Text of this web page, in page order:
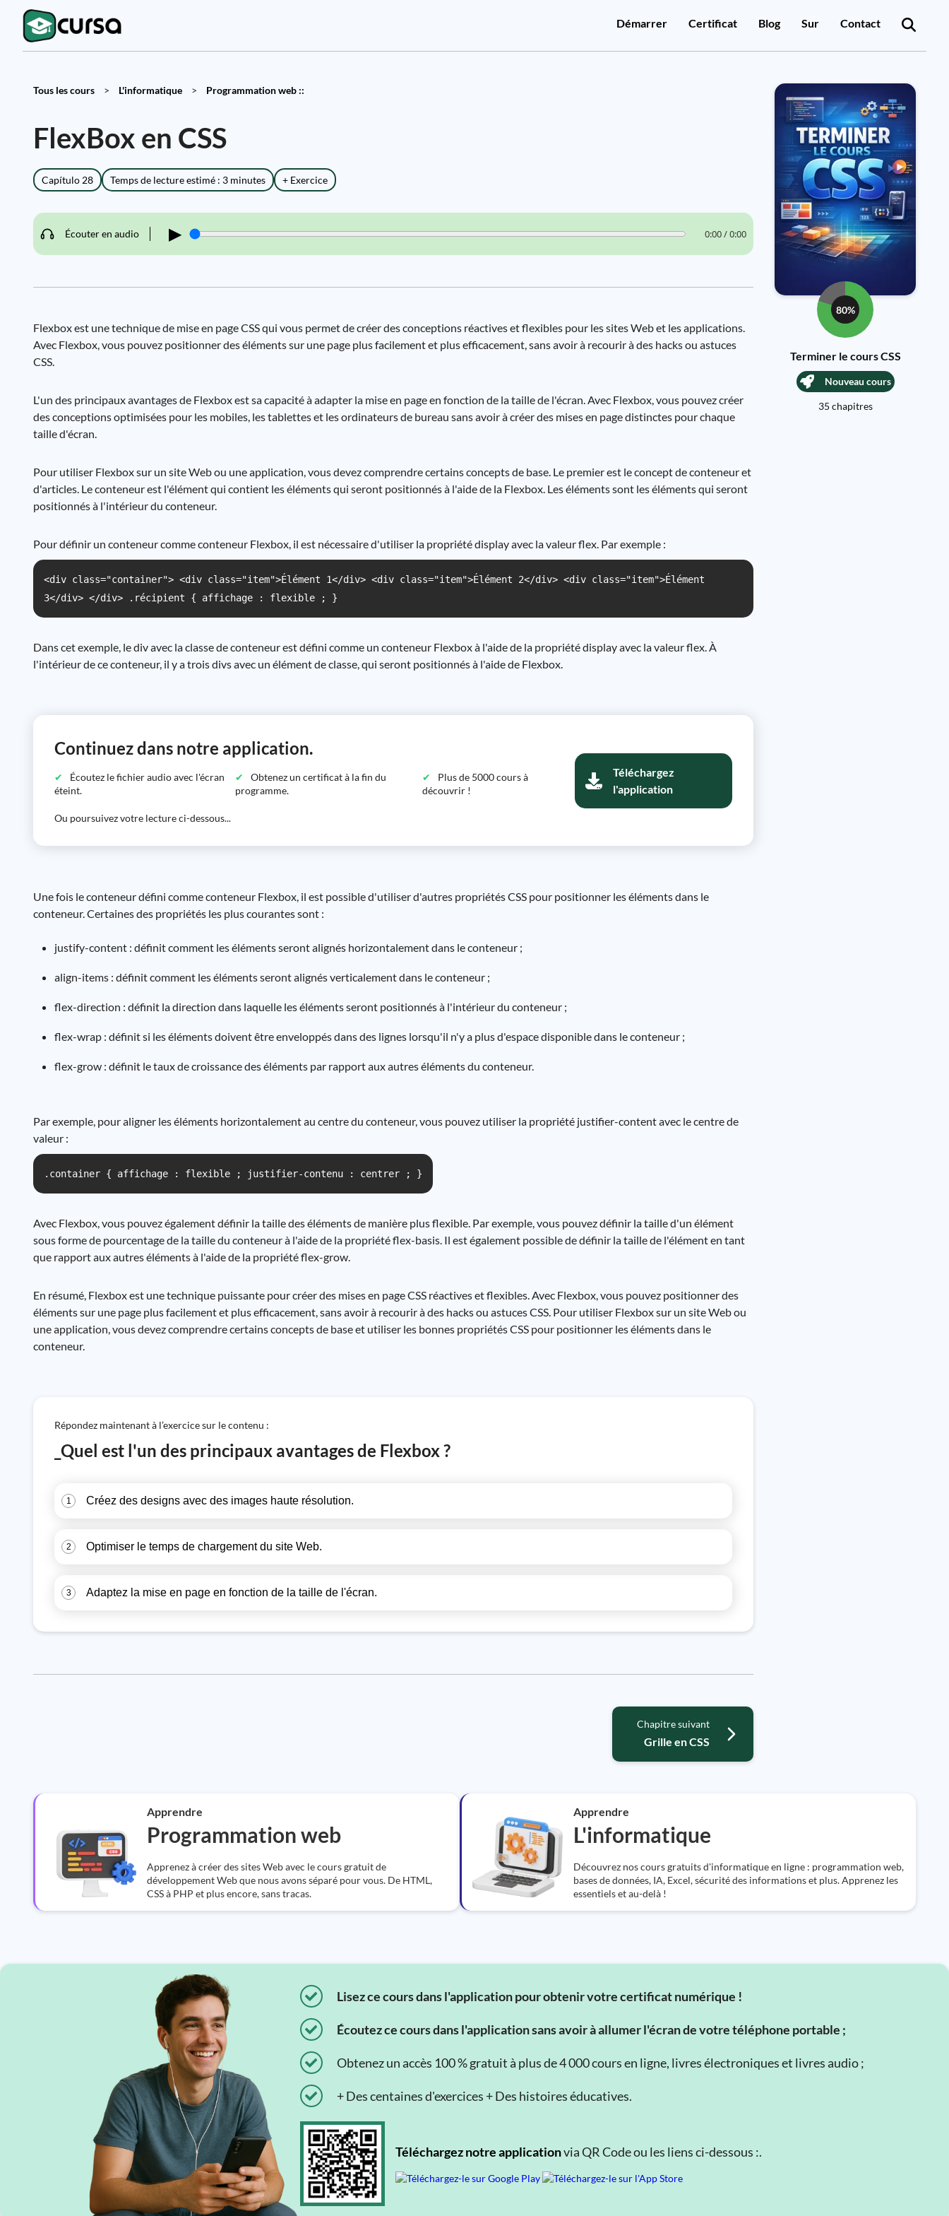
Démarrer Certificat Blog Sur Contact
Tous les cours > L'informatique > Programmation web ::
FlexBox en CSS
Capítulo 28 Temps de lecture estimé : 3 minutes + Exercice
Écouter en audio ▶ 0:00 / 0:00
Flexbox est une technique de mise en page CSS qui vous permet de créer des conceptions réactives et flexibles pour les sites Web et les applications.
Avec Flexbox, vous pouvez positionner des éléments sur une page plus facilement et plus efficacement, sans avoir à recourir à des hacks ou astuces
CSS.
L'un des principaux avantages de Flexbox est sa capacité à adapter la mise en page en fonction de la taille de l'écran. Avec Flexbox, vous pouvez créer
des conceptions optimisées pour les mobiles, les tablettes et les ordinateurs de bureau sans avoir à créer des mises en page distinctes pour chaque
taille d'écran.
Pour utiliser Flexbox sur un site Web ou une application, vous devez comprendre certains concepts de base. Le premier est le concept de conteneur et
d'articles. Le conteneur est l'élément qui contient les éléments qui seront positionnés à l'aide de la Flexbox. Les éléments sont les éléments qui seront
positionnés à l'intérieur du conteneur.
Pour définir un conteneur comme conteneur Flexbox, il est nécessaire d'utiliser la propriété display avec la valeur flex. Par exemple :
<div class="container"> <div class="item">Élément 1</div> <div class="item">Élément 2</div> <div class="item">Élément
3</div> </div> .récipient { affichage : flexible ; }
Dans cet exemple, le div avec la classe de conteneur est défini comme un conteneur Flexbox à l'aide de la propriété display avec la valeur flex. À
l'intérieur de ce conteneur, il y a trois divs avec un élément de classe, qui seront positionnés à l'aide de Flexbox.
Continuez dans notre application.
Écoutez le fichier audio avec l'écran
éteint.
Obtenez un certificat à la fin du
programme.
Plus de 5000 cours à
découvrir !
Ou poursuivez votre lecture ci-dessous...
Téléchargez
l'application
Une fois le conteneur défini comme conteneur Flexbox, il est possible d'utiliser d'autres propriétés CSS pour positionner les éléments dans le
conteneur. Certaines des propriétés les plus courantes sont :
justify-content : définit comment les éléments seront alignés horizontalement dans le conteneur ;
align-items : définit comment les éléments seront alignés verticalement dans le conteneur ;
flex-direction : définit la direction dans laquelle les éléments seront positionnés à l'intérieur du conteneur ;
flex-wrap : définit si les éléments doivent être enveloppés dans des lignes lorsqu'il n'y a plus d'espace disponible dans le conteneur ;
flex-grow : définit le taux de croissance des éléments par rapport aux autres éléments du conteneur.
Par exemple, pour aligner les éléments horizontalement au centre du conteneur, vous pouvez utiliser la propriété justifier-content avec le centre de
valeur :
.container { affichage : flexible ; justifier-contenu : centrer ; }
Avec Flexbox, vous pouvez également définir la taille des éléments de manière plus flexible. Par exemple, vous pouvez définir la taille d'un élément
sous forme de pourcentage de la taille du conteneur à l'aide de la propriété flex-basis. Il est également possible de définir la taille de l'élément en tant
que rapport aux autres éléments à l'aide de la propriété flex-grow.
En résumé, Flexbox est une technique puissante pour créer des mises en page CSS réactives et flexibles. Avec Flexbox, vous pouvez positionner des
éléments sur une page plus facilement et plus efficacement, sans avoir à recourir à des hacks ou astuces CSS. Pour utiliser Flexbox sur un site Web ou
une application, vous devez comprendre certains concepts de base et utiliser les bonnes propriétés CSS pour positionner les éléments dans le
conteneur.
Répondez maintenant à l’exercice sur le contenu :
_Quel est l'un des principaux avantages de Flexbox ?
1 Créez des designs avec des images haute résolution.
2 Optimiser le temps de chargement du site Web.
3 Adaptez la mise en page en fonction de la taille de l'écran.
Chapitre suivant
Grille en CSS
80%
Terminer le cours CSS
Nouveau cours
35 chapitres
Apprendre
Programmation web
Apprenez à créer des sites Web avec le cours gratuit de
développement Web que nous avons séparé pour vous. De HTML,
CSS à PHP et plus encore, sans tracas.
Apprendre
L'informatique
Découvrez nos cours gratuits d'informatique en ligne : programmation web,
bases de données, IA, Excel, sécurité des informations et plus. Apprenez les
essentiels et au-delà !
Lisez ce cours dans l'application pour obtenir votre certificat numérique !
Écoutez ce cours dans l'application sans avoir à allumer l'écran de votre téléphone portable ;
Obtenez un accès 100 % gratuit à plus de 4 000 cours en ligne, livres électroniques et livres audio ;
+ Des centaines d'exercices + Des histoires éducatives.
Téléchargez notre applicationvia QR Code ou les liens ci-dessous :.